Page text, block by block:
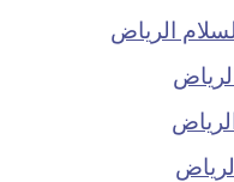
الرياض